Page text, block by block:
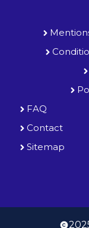
FAQ
Contact
Sitemap